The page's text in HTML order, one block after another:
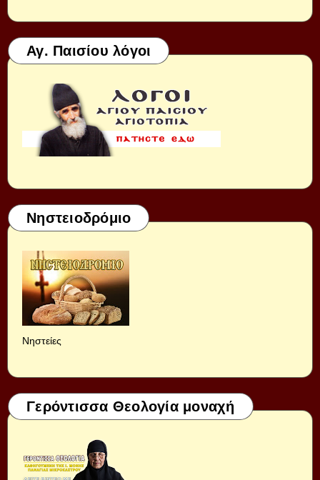
Αγ. Παισίου λόγοι
Νηστειοδρόμιο
Νηστείες
Γερόντισσα Θεολογία μοναχή